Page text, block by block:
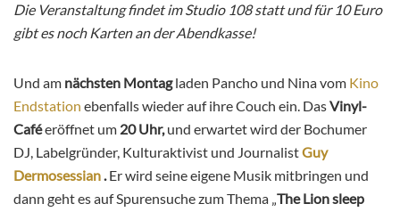
Die Veranstaltung findet im Studio 108 statt und für 10 Euro
gibt es noch Karten an der Abendkasse!
Und am nächsten Montagladen Pancho und Nina vom Kino
Endstation ebenfalls wieder auf ihre Couch ein. DasVinyl-
Caféeröffnet um 20 Uhr,und erwartet wird der Bochumer
DJ, Labelgründer, Kulturaktivist und JournalistGuy
Dermosessian.Er wird seine eigene Musik mitbringen und
dann geht es auf Spurensuche zum Thema „The Lion sleep